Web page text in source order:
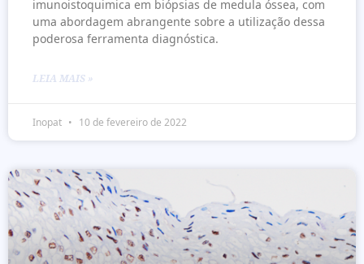
imunoistoquimica em biópsias de medula óssea, com
uma abordagem abrangente sobre a utilização dessa
poderosa ferramenta diagnóstica.
LEIA MAIS »
Inopat 10 de fevereiro de 2022